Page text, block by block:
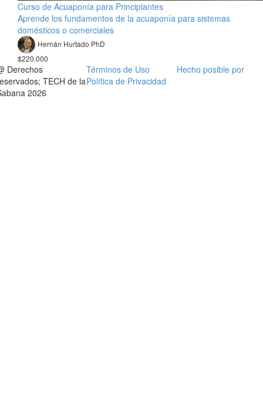
Curso de Acuaponía para Principiantes
Aprende los fundamentos de la acuaponía para sistemas
domésticos o comerciales
Hernán Hurtado PhD
$220.000
Derechos
TECH de la
2026
Términos de Uso
Política de Privacidad
Hecho posible por